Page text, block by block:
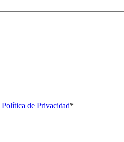
Política de Privacidad*